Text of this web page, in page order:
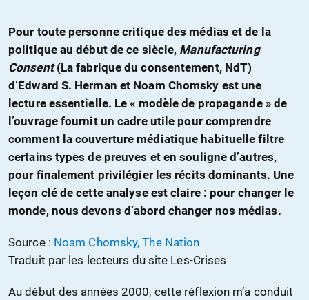
CONTACTER
FAIRE UN
DON
Pour toute personne critique des médias et de la
politique au début de ce siècle, Manufacturing
Consent(La fabrique du consentement, NdT)
d’Edward S. Herman et Noam Chomsky est une
lecture essentielle. Le « modèle de propagande » de
l’ouvrage fournit un cadre utile pour comprendre
comment la couverture médiatique habituelle filtre
certains types de preuves et en souligne d’autres,
pour finalement privilégier les récits dominants. Une
leçon clé de cette analyse est claire : pour changer le
monde, nous devons d’abord changer nos médias.
Source : Noam Chomsky, The Nation
Traduit par les lecteurs du site Les-Crises
Au début des années 2000, cette réflexion m’a conduit